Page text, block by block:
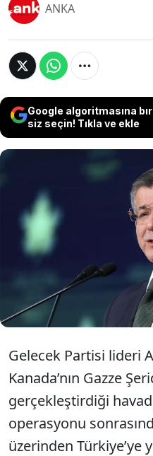
ANKA
Google algoritmasına
siz seçin! Tıkla ve ekle
Gelecek Partisi
Kanada’nın
insani yardım
Türkiye’ye benzer
çağrıda bulundu.
Mısır, BAE ve
gönderdi. Türkiye
Gelecek Partisi lideri
Kanada’nın Gazze
gerçekleştirdiği
operasyonu
üzerinden Türkiye’ye